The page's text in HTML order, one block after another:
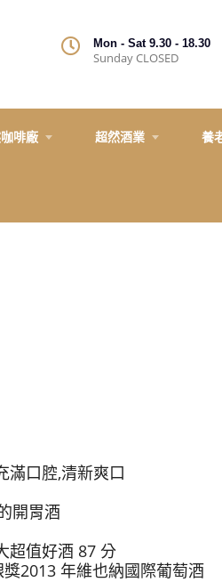
Mon - Sat 9.30 - 18.30
Sunday CLOSED
啡廠 超然酒業 養
滿口腔,清新爽口
開胃酒
超值好酒 87 分
2013 年維也納國際葡萄酒